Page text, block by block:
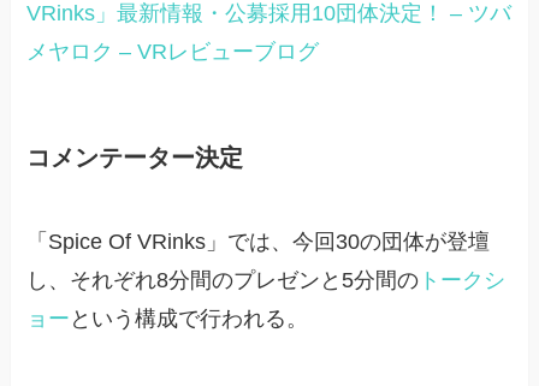
VRinks」最新情報・公募採用10団体決定！ – ツバ
メヤロク – VRレビューブログ
コメンテーター決定
「Spice Of VRinks」では、今回30の団体が登壇
し、それぞれ8分間のプレゼンと5分間の トークシ
ョー という構成で行われる。